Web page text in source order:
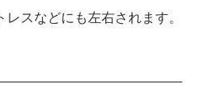
スなどにも左右されます。